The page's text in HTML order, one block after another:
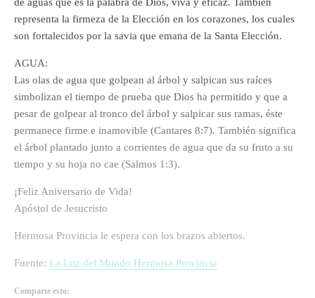
representa la firmeza de la Elección en los corazones, los cuales
son fortalecidos por la savia que emana de la Santa Elección.
AGUA:
Las olas de agua que golpean al árbol y salpican sus raíces
simbolizan el tiempo de prueba que Dios ha permitido y que a
pesar de golpear al tronco del árbol y salpicar sus ramas, éste
permanece firme e inamovible (Cantares 8:7). También significa
el árbol plantado junto a corrientes de agua que da su fruto a su
tiempo y su hoja no cae (Salmos 1:3).
¡Feliz Aniversario de Vida!
Apóstol de Jesucristo
Hermosa Provincia le espera con los brazos abiertos.
Fuente: La Luz del Mundo Hermosa Provincia
Comparte esto: